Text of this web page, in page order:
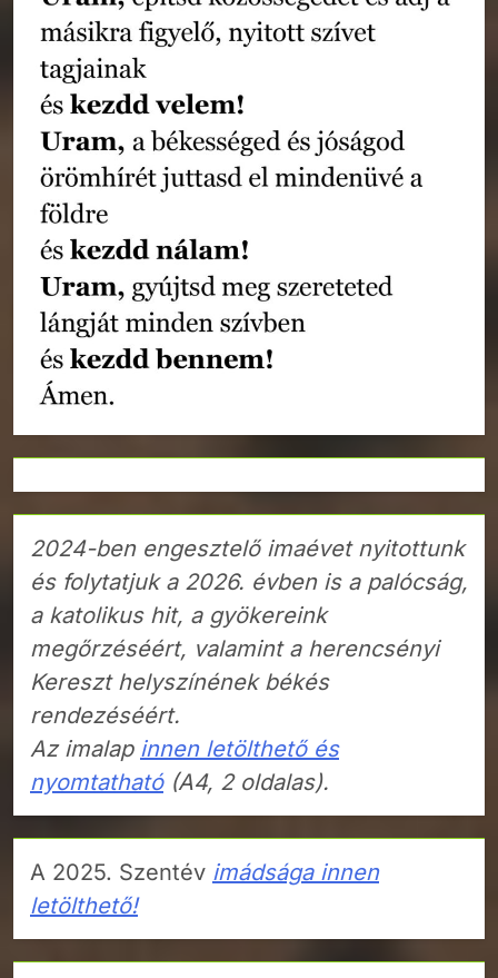
2024-ben engesztelő imaévet nyitottunk
és folytatjuk a 2026. évben is a palócság,
a katolikus hit, a gyökereink
megőrzéséért, valamint a herencsényi
Kereszt helyszínének békés
rendezéséért.
Az imalap innen letölthető és
nyomtatható(A4, 2 oldalas).
A 2025. Szentév imádsága innen
letölthető!